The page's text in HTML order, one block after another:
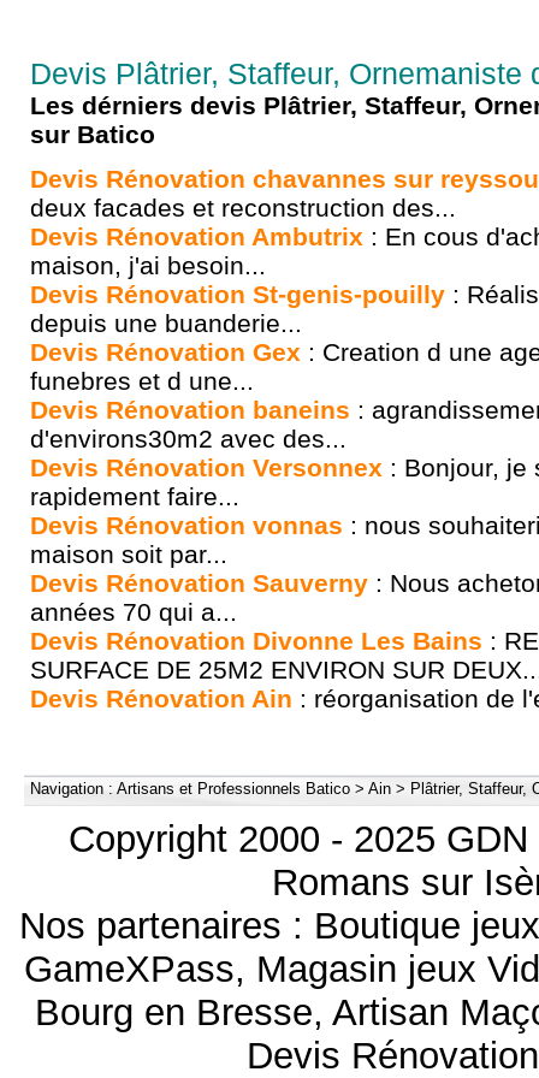
Devis Plâtrier, Staffeur, Ornemaniste
Les dérniers devis Plâtrier, Staffeur,
sur Batico
Devis Rénovation chavannes sur
deux facades et reconstruction des...
Devis Rénovation Ambutrix : En cous
maison, j'ai besoin...
Devis Rénovation St-genis-pouilly :
depuis une buanderie...
Devis Rénovation Gex : Creation d une
funebres et d une...
Devis Rénovation baneins :
d'environs30m2 avec des...
Devis Rénovation Versonnex : Bonjour, je
rapidement faire...
Devis Rénovation vonnas : nous
maison soit par...
Devis Rénovation Sauverny : Nous
années 70 qui a...
Devis Rénovation Divonne Les Bains :
SURFACE DE 25M2 ENVIRON SUR
Devis Rénovation Ain : réorganisation de
Navigation : Artisans et Professionnels Batico > Ain > Plâtrier, Staffeur,
Copyright 2000 - 2025
Romans sur
Nos partenaires : Boutique
GameXPass, Magasin jeux
Bourg en Bresse, Artisan
Devis